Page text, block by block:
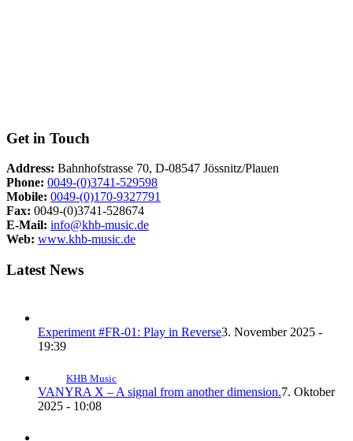
Get in Touch
Address: Bahnhofstrasse 70, D-08547 Jössnitz/Plauen
Phone: 0049-(0)3741-529598
Mobile: 0049-(0)170-9327791
Fax: 0049-(0)3741-528674
E-Mail: info@khb-music.de
Web: www.khb-music.de
Latest News
Experiment #FR-01: Play in Reverse3. November 2025 -
19:39
KHB Music
VANYRA X – A signal from another dimension.7. Oktober
2025 - 10:08